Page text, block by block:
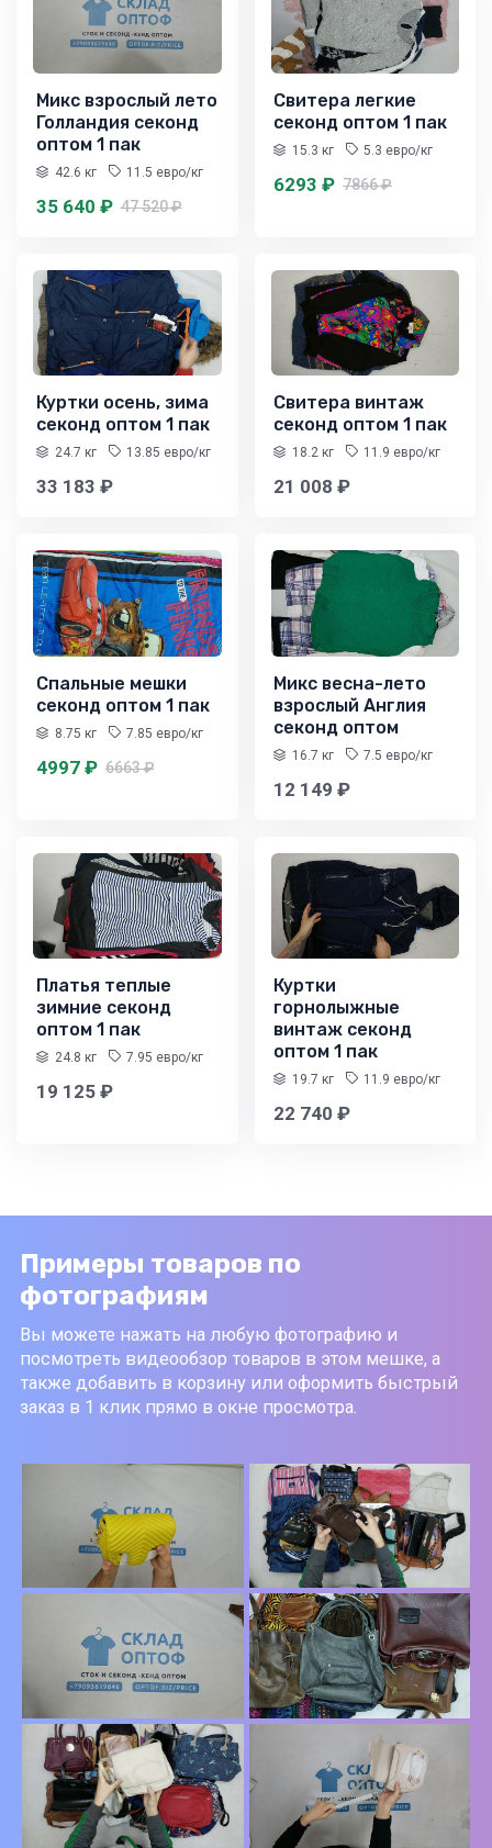
Микс взрослый лето
Голландия секонд
оптом 1 пак
42.6 кг 11.5 евро/кг
35 640 ₽ 47 520 ₽
Свитера легкие
секонд оптом 1 пак
15.3 кг 5.3 евро/кг
6293 ₽ 7866 ₽
Куртки осень, зима
секонд оптом 1 пак
24.7 кг 13.85 евро/кг
33 183 ₽
Свитера винтаж
секонд оптом 1 пак
18.2 кг 11.9 евро/кг
21 008 ₽
Спальные мешки
секонд оптом 1 пак
8.75 кг 7.85 евро/кг
4997 ₽ 6663 ₽
Микс весна-лето
взрослый Англия
секонд оптом
16.7 кг 7.5 евро/кг
12 149 ₽
Платья теплые
зимние секонд
оптом 1 пак
24.8 кг 7.95 евро/кг
19 125 ₽
Куртки
горнолыжные
винтаж секонд
оптом 1 пак
19.7 кг 11.9 евро/кг
22 740 ₽
Примеры товаров по
фотографиям
Вы можете нажать на любую фотографию и
посмотреть видеообзор товаров в этом мешке, а
также добавить в корзину или оформить быстрый
заказ в 1 клик прямо в окне просмотра.